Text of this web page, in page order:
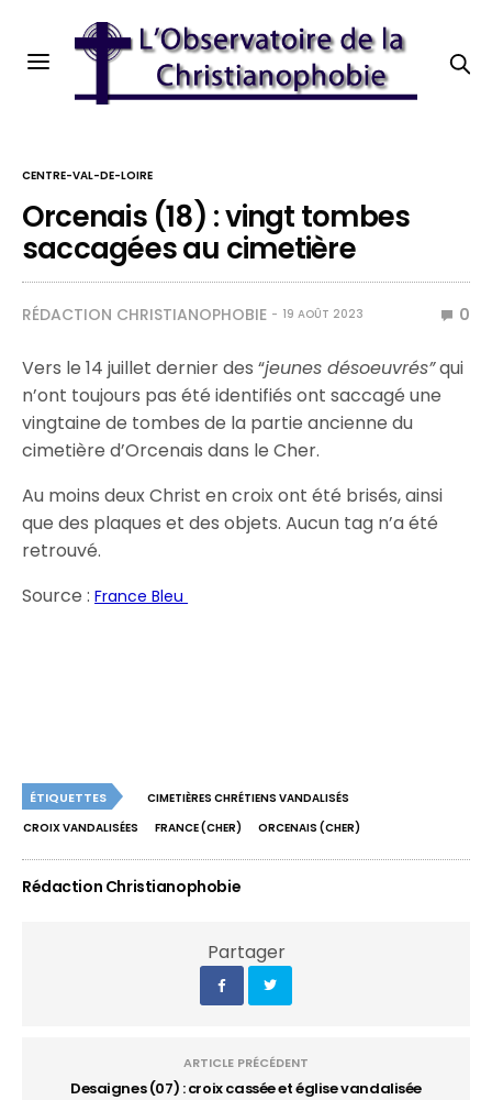
CENTRE-VAL-DE-LOIRE
Orcenais (18) : vingt tombes
saccagées au cimetière
RÉDACTION CHRISTIANOPHOBIE 19 AOÛT 2023 0
Vers le 14 juillet dernier des “jeunes désoeuvrés”qui
n’ont toujours pas été identifiés ont saccagé une
vingtaine de tombes de la partie ancienne du
cimetière d’Orcenais dans le Cher.
Au moins deux Christ en croix ont été brisés, ainsi
que des plaques et des objets. Aucun tag n’a été
retrouvé.
Source :France Bleu
ÉTIQUETTES
CIMETIÈRES CHRÉTIENS VANDALISÉS
CROIX VANDALISÉES
FRANCE (CHER) ORCENAIS (CHER)
Rédaction Christianophobie
Partager
ARTICLE PRÉCÉDENT
Desaignes (07) : croix cassée et église vandalisée